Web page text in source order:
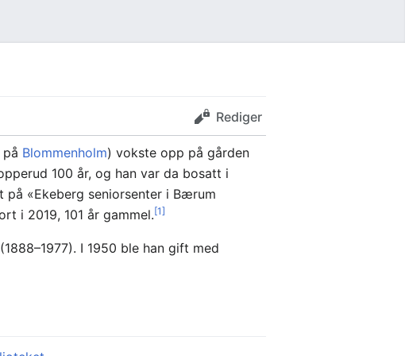
Rediger
Blommenholm) vokste opp på gården
100 år, og han var da bosatt i
på «Ekeberg seniorsenter i Bærum
i 2019, 101 år gammel.[1]
(1888–1977). I 1950 ble han gift med